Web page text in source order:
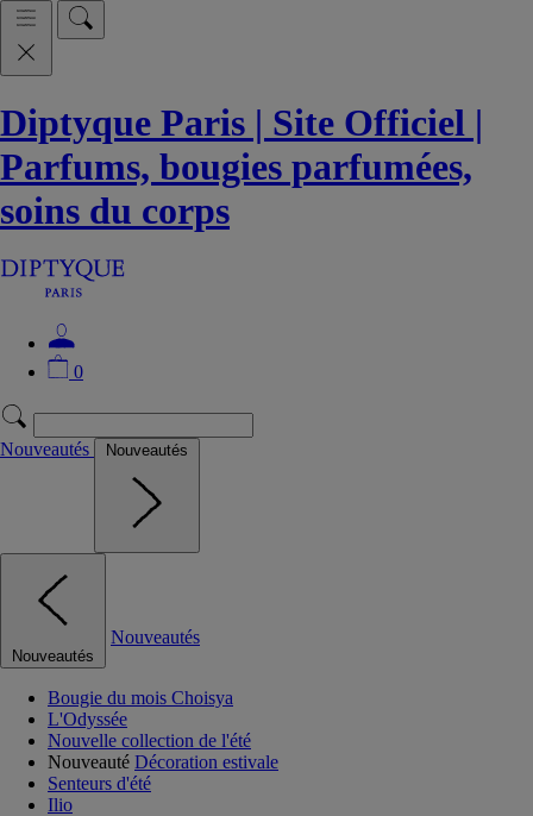
Diptyque Paris | Site Officiel |
Parfums, bougies parfumées,
soins du corps
0
Nouveautés Nouveautés
Nouveautés
Nouveautés
Bougie du mois Choisya
L'Odyssée
Nouvelle collection de l'été
Nouveauté Décoration estivale
Senteurs d'été
Ilio